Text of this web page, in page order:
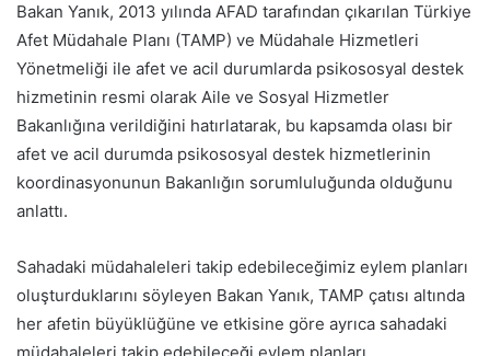
Bakan Yanık, 2013 yılında AFAD tarafından çıkarılan Türkiye
Afet Müdahale Planı (TAMP) ve Müdahale Hizmetleri
Yönetmeliği ile afet ve acil durumlarda psikososyal destek
hizmetinin resmi olarak Aile ve Sosyal Hizmetler
Bakanlığına verildiğini hatırlatarak, bu kapsamda olası bir
afet ve acil durumda psikososyal destek hizmetlerinin
koordinasyonunun Bakanlığın sorumluluğunda olduğunu
anlattı.
Sahadaki müdahaleleri takip edebileceğimiz eylem planları
oluşturduklarını söyleyen Bakan Yanık, TAMP çatısı altında
her afetin büyüklüğüne ve etkisine göre ayrıca sahadaki